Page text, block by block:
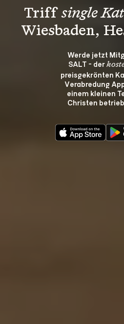
Triff single
Wiesbaden,
Werde jetzt
SALT - der
preisgekrönten
Verabredung
einem kleinen
Christen